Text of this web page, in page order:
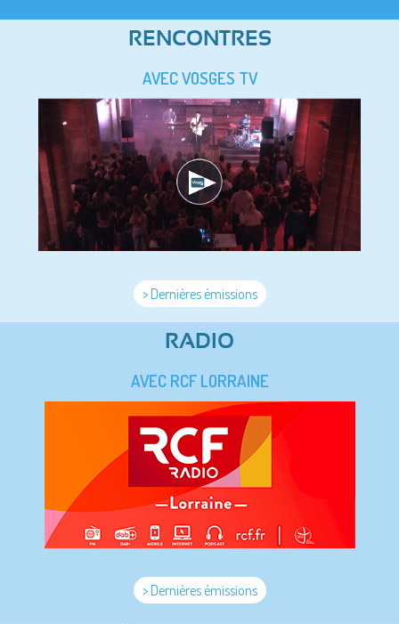
RENCONTRES
AVEC VOSGES TV
> Dernières émissions
RADIO
AVEC RCF LORRAINE
> Dernières émissions